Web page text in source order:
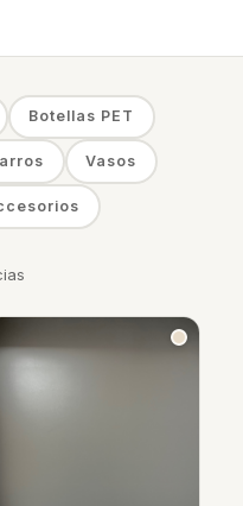
Botellas PET
Vasos